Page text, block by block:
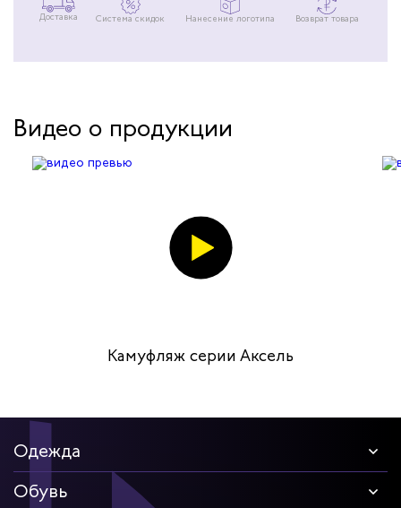
Доставка Система скидок Нанесение логотипа Возврат товара
Видео о продукции
Камуфляж серии Аксель
Одежда
Обувь